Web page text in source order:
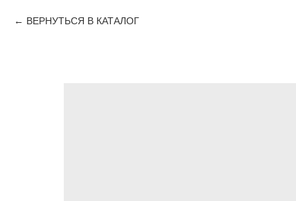
ВЕРНУТЬСЯ В КАТАЛОГ